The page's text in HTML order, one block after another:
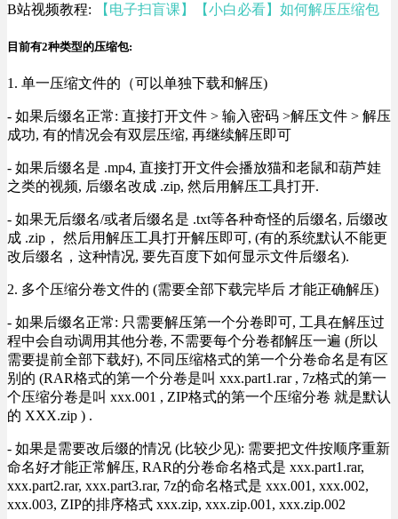
B站视频教程: 【电子扫盲课】【小白必看】如何解压压缩包
目前有2种类型的压缩包:
1. 单一压缩文件的（可以单独下载和解压)
- 如果后缀名正常: 直接打开文件 > 输入密码 >解压文件 > 解压
成功, 有的情况会有双层压缩, 再继续解压即可
- 如果后缀名是 .mp4, 直接打开文件会播放猫和老鼠和葫芦娃
之类的视频, 后缀名改成 .zip, 然后用解压工具打开.
- 如果无后缀名/或者后缀名是 .txt等各种奇怪的后缀名, 后缀改
成 .zip， 然后用解压工具打开解压即可, (有的系统默认不能更
改后缀名，这种情况, 要先百度下如何显示文件后缀名).
2. 多个压缩分卷文件的 (需要全部下载完毕后 才能正确解压)
- 如果后缀名正常: 只需要解压第一个分卷即可, 工具在解压过
程中会自动调用其他分卷, 不需要每个分卷都解压一遍 (所以
需要提前全部下载好), 不同压缩格式的第一个分卷命名是有区
别的 (RAR格式的第一个分卷是叫 xxx.part1.rar , 7z格式的第一
个压缩分卷是叫 xxx.001 , ZIP格式的第一个压缩分卷 就是默认
的 XXX.zip ) .
- 如果是需要改后缀的情况 (比较少见): 需要把文件按顺序重新
命名好才能正常解压, RAR的分卷命名格式是 xxx.part1.rar,
xxx.part2.rar, xxx.part3.rar, 7z的命名格式是 xxx.001, xxx.002,
xxx.003, ZIP的排序格式 xxx.zip, xxx.zip.001, xxx.zip.002